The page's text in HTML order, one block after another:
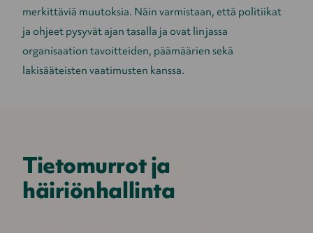
merkittäviä muutoksia. Näin varmistaan, että politiikat
ja ohjeet pysyvät ajan tasalla ja ovat linjassa
organisaation tavoitteiden, päämäärien sekä
lakisääteisten vaatimusten kanssa.
Tietomurrot ja
häiriönhallinta